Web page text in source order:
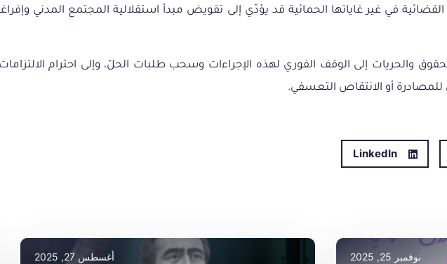
في غير غاياتها الحمائية قد يؤدّي إلى تقويض مبدأ استقلالية المجتمع المدني
والحريات إلى الوقف الفوري لهذه الإجراءات وسحب طلبات الحلّ، وإلى احترام
للمصادرة أو الانتقاص التعسفي.
LinkedIn
نوفمبر 25, 2025 أغسطس 27, 2025